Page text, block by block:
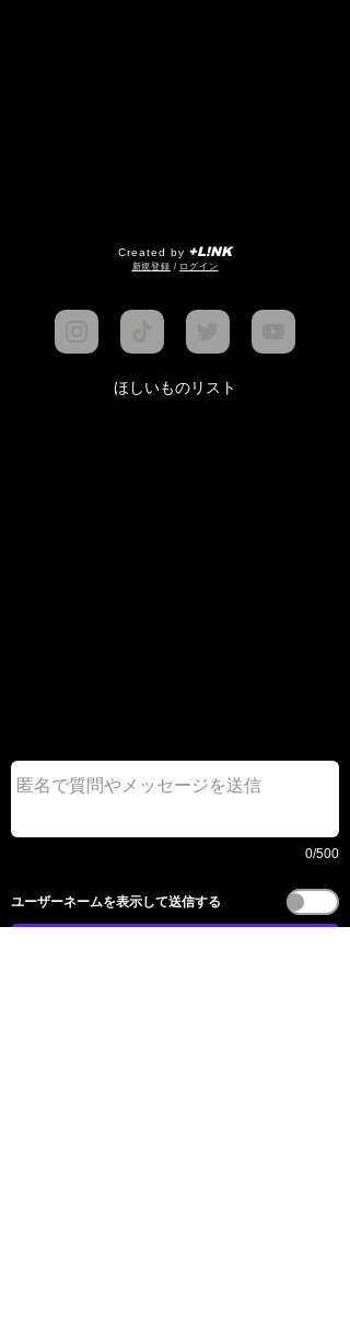
Created by +L!NK
​新規登録 / ログイン
ほしいものリスト
0/500
​ユーザーネームを表示して送信する